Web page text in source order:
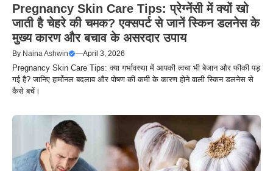
Pregnancy Skin Care Tips: प्रेग्नेंसी में क्यों खो
जाती है चेहरे की चमक? एक्सपर्ट से जानें स्किन डलनेस के
मुख्य कारण और बचाव के असरदार उपाय
By Naina Ashwin —April 3, 2026
Pregnancy Skin Care Tips: क्या गर्भावस्था में आपकी त्वचा भी बेजान और फीकी पड़
गई है? जानिए हार्मोनल बदलाव और पोषण की कमी के कारण होने वाली स्किन डलनेस से
कैसे बचें।